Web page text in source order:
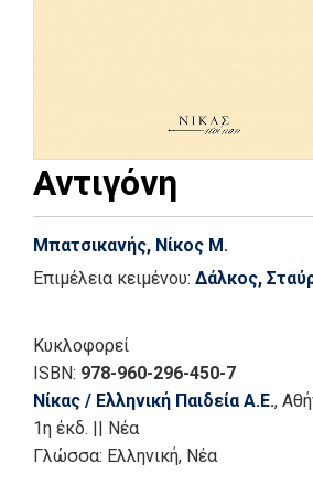
Αντιγόνη
Μπατσικανής, Νίκος Μ.
Επιμέλεια κειμένου: Δάλκος,
Κυκλοφορεί
ISBN: 978-960-296-450-7
Νίκας / Ελληνική Παιδεία Α.Ε.,
1η έκδ. || Νέα
Γλώσσα: Ελληνική, Νέα